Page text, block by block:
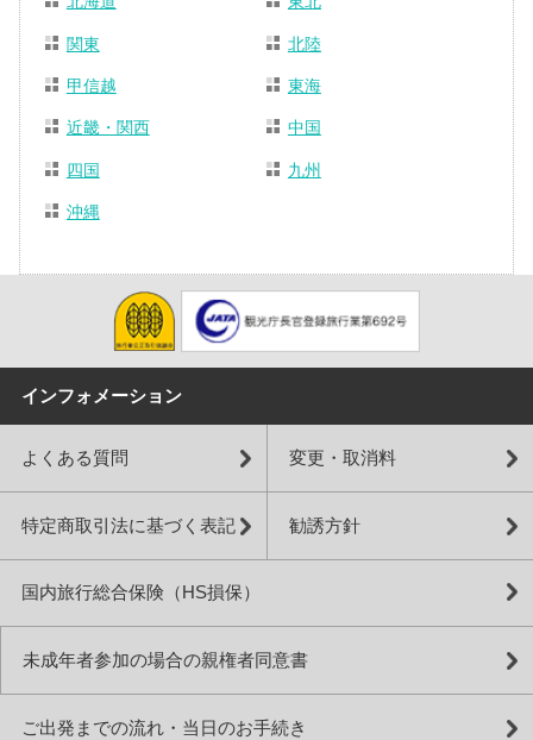
関東 北陸
甲信越 東海
近畿・関西 中国
四国 九州
沖縄
インフォメーション
よくある質問 変更・取消料
特定商取引法に基づく表記 勧誘方針
国内旅行総合保険（HS損保）
未成年者参加の場合の親権者同意書
ご出発までの流れ・当日のお手続き